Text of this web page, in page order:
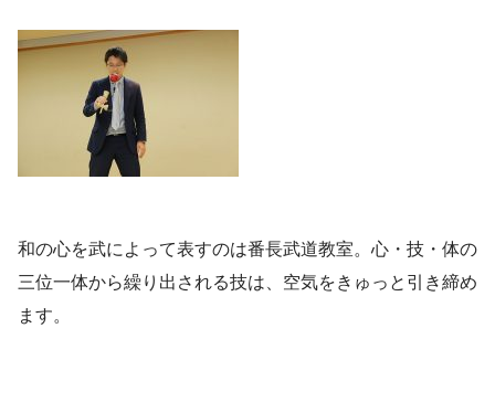
和の心を武によって表すのは番長武道教室。心・技・体の
三位一体から繰り出される技は、空気をきゅっと引き締め
ます。